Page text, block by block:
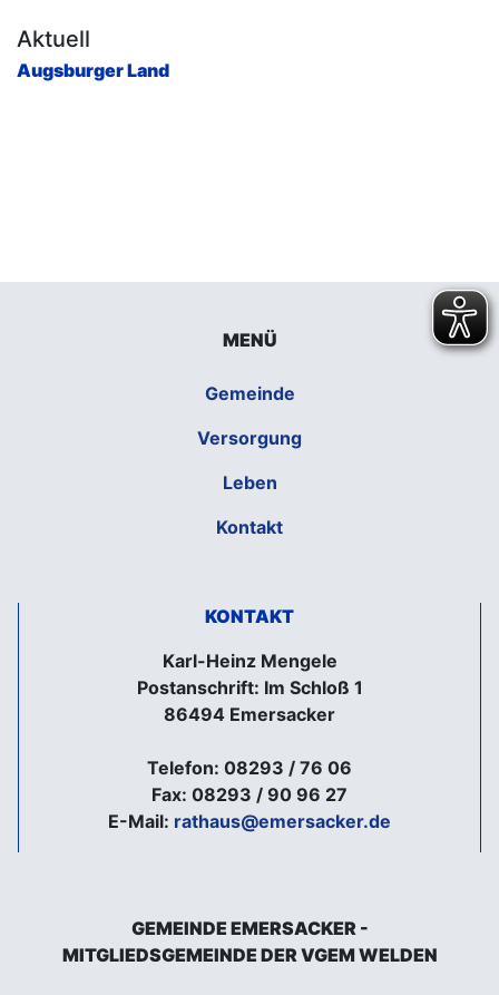
Aktuell
Augsburger Land
MENÜ
Gemeinde
Versorgung
Leben
Kontakt
KONTAKT
Karl-Heinz Mengele
Postanschrift: Im Schloß 1
86494 Emersacker
Telefon: 08293 / 76 06
Fax: 08293 / 90 96 27
E-Mail: rathaus@emersacker.de
GEMEINDE EMERSACKER -
MITGLIEDSGEMEINDE DER VGEM WELDEN